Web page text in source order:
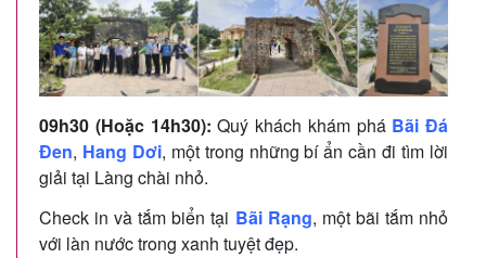
09h30 (Hoặc 14h30): Quý khách khám phá Bãi Đá
Đen, Hang Dơi, một trong những bí ẩn cần đi tìm lời
giải tại Làng chài nhỏ.
Check in và tắm biển tại Bãi Rạng, một bãi tắm nhỏ
với làn nước trong xanh tuyệt đẹp.